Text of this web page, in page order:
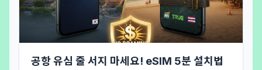
공항 유심 줄 서지 마세요! eSIM 5분 설치법